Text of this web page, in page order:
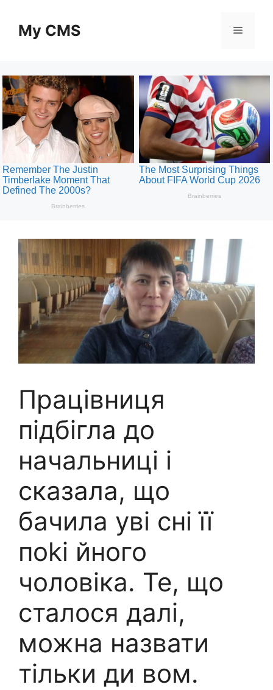
contentMy CMS Menu
Працівниця
підбігла до
начальниці і
сказала, що
бачила уві сні її
поkі йного
чоловіка. Те, що
сталося далі,
можна назвати
тільки ди вом.